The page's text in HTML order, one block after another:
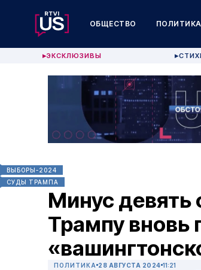
ОБЩЕСТВО ПОЛИТИКА
▶ЭКСКЛЮЗИВЫ ▶
ВЫБОРЫ-2024
СУДЫ ТРАМПА
Минус девять
Трампу вновь
ПОЛИТИКА 28 АВГУСТА 2024 11:21